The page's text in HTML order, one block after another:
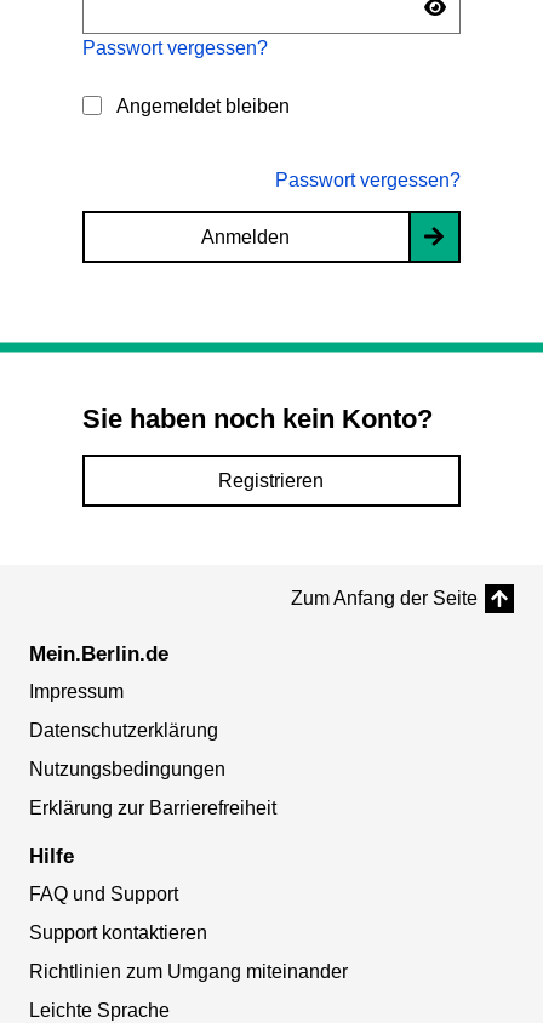
Passwort vergessen?
Angemeldet bleiben
Passwort vergessen?
Anmelden
Sie haben noch kein Konto?
Registrieren
Zum Anfang der Seite
Mein.Berlin.de
Impressum
Datenschutzerklärung
Nutzungsbedingungen
Erklärung zur Barrierefreiheit
Hilfe
FAQ und Support
Support kontaktieren
Richtlinien zum Umgang miteinander
Leichte Sprache